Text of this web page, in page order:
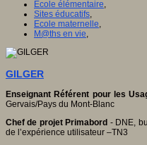
Ecole élémentaire,
Sites éducatifs,
Ecole maternelle,
M@ths en vie,
GILGER
Enseignant Référent pour les
Gervais/Pays du Mont-Blanc
Chef de projet Primabord - DNE,
de l’expérience utilisateur –TN3